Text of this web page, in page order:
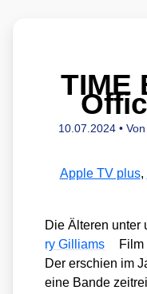
TIME
10.07.2024 • Von
Apple TV plus,
Die Älte­ren
ry Gil­liams
Film
Der erschien im
eine Ban­de